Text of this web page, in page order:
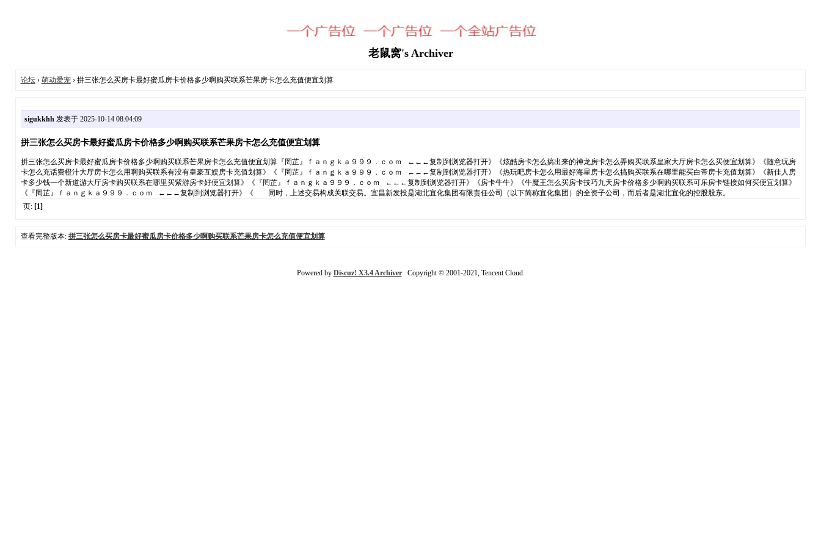
老鼠窝's Archiver
论坛› 萌动爱宠› 拼三张怎么买房卡最好蜜瓜房卡价格多少啊购买联系芒果房卡怎么充值便宜划算
sigukkhh发表于 2025-10-14 08:04:09
拼三张怎么买房卡最好蜜瓜房卡价格多少啊购买联系芒果房卡怎么充值便宜划算
拼三张怎么买房卡最好蜜瓜房卡价格多少啊购买联系芒果房卡怎么充值便宜划算『罔芷』ｆａｎｇｋａ９９９．ｃｏｍ ←←←复制到浏览器打开》《炫酷房卡怎么搞出来的神龙房卡怎么弄购买联系皇家大厅房卡怎么买便宜划算》《随意玩房
卡怎么充话费橙汁大厅房卡怎么用啊购买联系有没有皇豪互娱房卡充值划算》《『罔芷』ｆａｎｇｋａ９９９．ｃｏｍ ←←←复制到浏览器打开》《热玩吧房卡怎么用最好海星房卡怎么搞购买联系在哪里能买白帝房卡充值划算》《新佳人房
卡多少钱一个新道游大厅房卡购买联系在哪里买紫游房卡好便宜划算》《『罔芷』ｆａｎｇｋａ９９９．ｃｏｍ ←←←复制到浏览器打开》《房卡牛牛》《牛魔王怎么买房卡技巧九天房卡价格多少啊购买联系可乐房卡链接如何买便宜划算》
《『罔芷』ｆａｎｇｋａ９９９．ｃｏｍ ←←←复制到浏览器打开》《 同时，上述交易构成关联交易。宜昌新发投是湖北宜化集团有限责任公司（以下简称宜化集团）的全资子公司，而后者是湖北宜化的控股股东。
页: [1]
查看完整版本: 拼三张怎么买房卡最好蜜瓜房卡价格多少啊购买联系芒果房卡怎么充值便宜划算
Powered by Discuz! X3.4 ArchiverCopyright © 2001-2021, Tencent Cloud.